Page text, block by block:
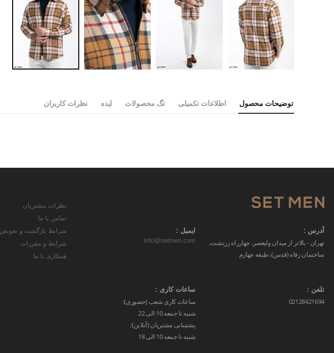
توضیحات محصول اطلاعات تکمیلی تگ محصولات ایده نظرات کاربران
آدرس :
تهران - بالاتر از میدان ولیعصر، چهارراه زرتشت،
ساختمان رفاه (قدس)، طبقه چهارم
ایمیل :
info@setmen.com
تلفن :
02128421694
ساعات کاری :
ساعات کاری شعب (حضوری):
شنبه تا جمعه 10 الی 22
پشتیبانی مشتریان (آنلاین):
شنبه تا جمعه 10 الی 18
نظرات مشتریان
تماس با ما
شرایط بازگشت و تعویض
شرایط و مقررات
همکاری با ما